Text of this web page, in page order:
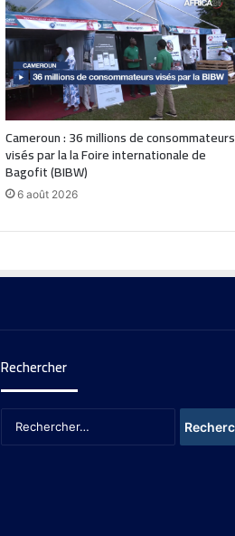
Cameroun : 36 millions de consommateurs
visés par la la Foire internationale de
Bagofit (BIBW)
6 août 2026
Rechercher